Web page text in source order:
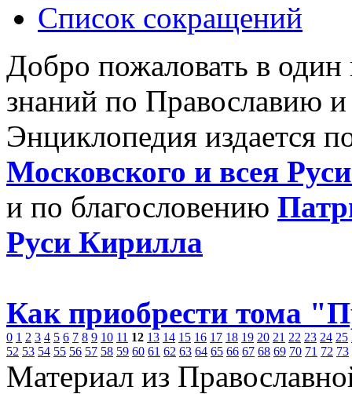
Список сокращений
Добро пожаловать в
знаний по Православию
Энциклопедия издается
Московского и всея
и по благословению
Руси Кирилла
Как приобрести тома
0 1 2 3 4 5 6 7 8 9 10 11 12 13 14 15 16 17 18 19 20 21 22 23 24 25
52 53 54 55 56 57 58 59 60 61 62 63 64 65 66 67 68 69 70 71 72 73
Материал из